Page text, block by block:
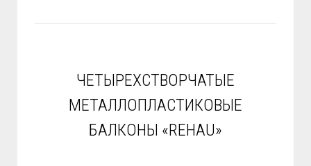
ЧЕТЫРЕХСТВОРЧАТЫЕ
МЕТАЛЛОПЛАСТИКОВЫЕ
БАЛКОНЫ «REHAU»